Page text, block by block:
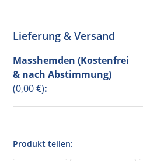
Lieferung & Versand
Masshemden (Kostenfrei
& nach Abstimmung)
(0,00 €):
Produkt teilen: